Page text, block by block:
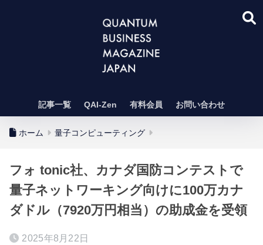
記事一覧 QAI-Zen 有料会員 お問い合わせ
ホーム 量子コンピューティング
フォ tonic社、カナダ国防コンテストで
量子ネットワーキング向けに100万カナ
ダドル（7920万円相当）の助成金を受領
2025年8月22日